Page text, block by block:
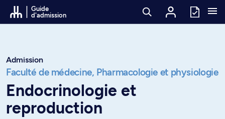
Passer au contenu
Guide
d'admission
Admission
Faculté de médecine, Pharmacologie et physiologie
Endocrinologie et
reproduction